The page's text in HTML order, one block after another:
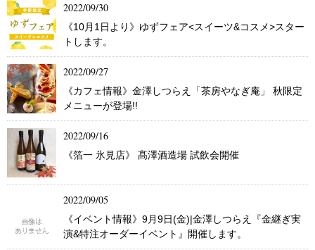
2022/09/30
《10月1日より》ゆずフェア<スイーツ&コスメ>スター
トします。
2022/09/27
《カフェ情報》金澤しつらえ「茶房やなぎ庵」 秋限定
メニューが登場!!
2022/09/16
《箔一 氷見店》 髙澤酒造場 試飲会開催
2022/09/05
《イベント情報》9月9日(金)|金澤しつらえ『金継ぎ実
演&特注オーダーイベント』開催します。